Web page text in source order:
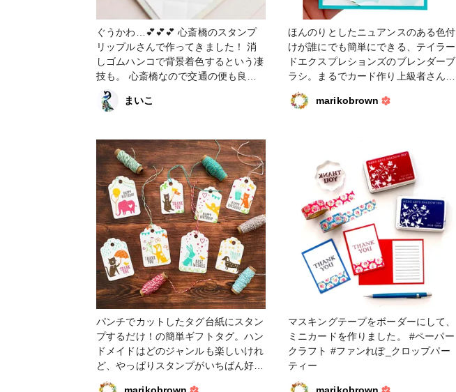
スデーカード #ピンクフレッシュスタ
ジオ #ペーパークラフト #顔彩耽美 #
ファンれぽ_クロップパーティー
ぐうかわ…💕💕💕 心斎橋のスタンプ
リップルさんで作ってきました！ 消
しゴムハンコで背景着色するという凄
技も。 心斎橋なので交通の便も良く
行きやすいです🙌✨ #カード #刺繍 #
リボン刺繍 #消しゴムはんこ #ペーパ
まいこ
ほんのりとしたニュアンスのある色付
けが誰にでも簡単にできる、テイラー
ドエクスプレションズのブレンダーブ
ラシ。まるでカード作り上級者さんの
商品サンプルみたいな背景が私にもで
きちゃう！と感動します。空の背景に
marikobrown
パンチでカットしたタグ台紙にスタン
プするだけ！の簡単ギフトタグ。ハン
ドメイドはどのジャンルも楽しいけれ
ど、やっぱりスタンプがいちばん好
き！ #ペーパークラフト #タグ #ギフ
marikobrown
マスキングテープをボーダーにして、
ミニカードを作りました。 #ペーパー
クラフト #ファンれぽ_クロップパー
ティー
marikobrown